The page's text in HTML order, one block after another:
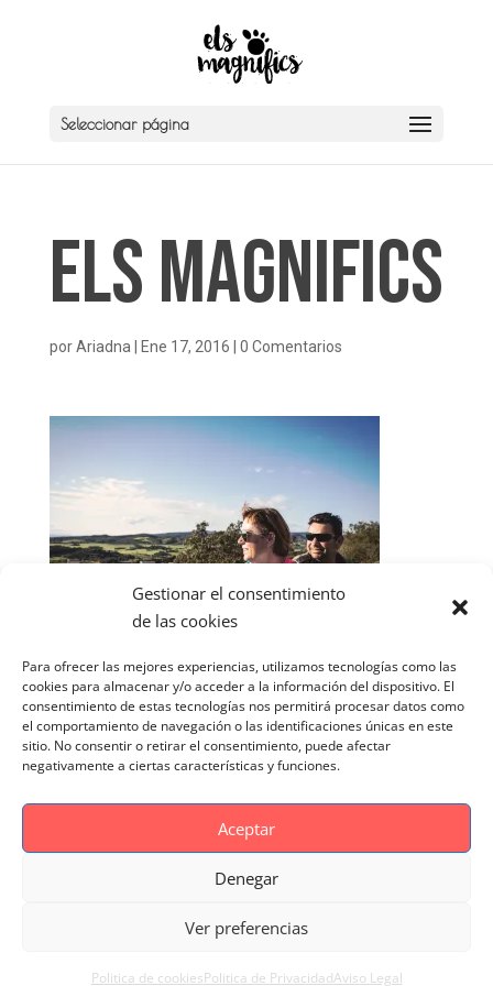
Gestionar el consentimiento
de las cookies
Para ofrecer las mejores experiencias, utilizamos tecnologías como las
cookies para almacenar y/o acceder a la información del dispositivo. El
consentimiento de estas tecnologías nos permitirá procesar datos como
el comportamiento de navegación o las identificaciones únicas en este
sitio. No consentir o retirar el consentimiento, puede afectar
negativamente a ciertas características y funciones.
Aceptar
Denegar
Ver preferencias
Politica de cookiesPolitica de PrivacidadAviso Legal
Seleccionar página
Els Magnifics
porAriadna Ene 17, 2016 0 Comentarios
Politica de Privacidad
Reportaje Magnific